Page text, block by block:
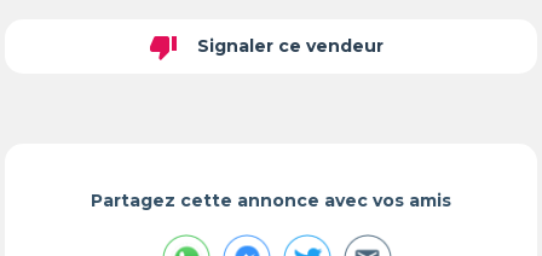
thumb_down Signaler ce vendeur
Partagez cette annonce avec vos amis